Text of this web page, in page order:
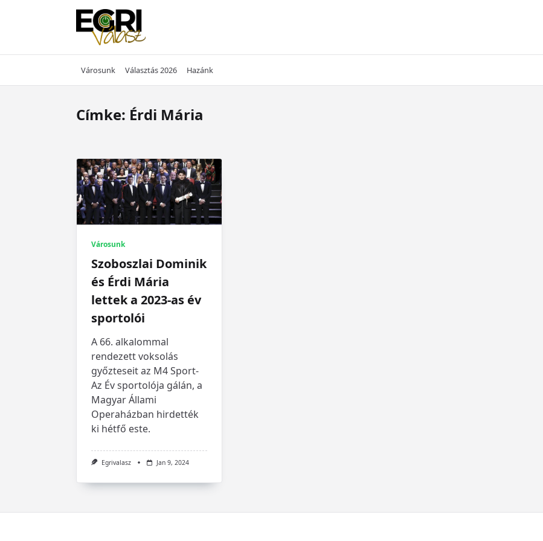
Városunk Választás 2026 Hazánk
Címke: Érdi Mária
Városunk
Szoboszlai Dominik
és Érdi Mária
lettek a 2023-as év
sportolói
A 66. alkalommal
rendezett voksolás
győzteseit az M4 Sport-
Az Év sportolója gálán, a
Magyar Állami
Operaházban hirdették
ki hétfő este.
Egrivalasz Jan 9, 2024